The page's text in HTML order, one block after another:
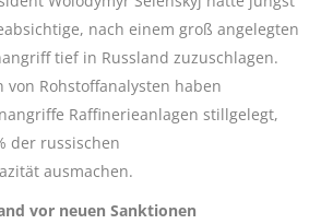
nach einem groß angelegten
tief in Russland zuzuschlagen.
von Rohstoffanalysten haben
Raffinerieanlagen stillgelegt,
der russischen
ausmachen.
vor neuen Sanktionen